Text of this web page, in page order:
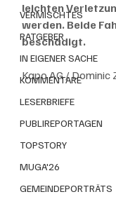
VERMISCHTES
RATGEBER
IN EIGENER SACHE
KOMMENTARE
LESERBRIEFE
PUBLIREPORTAGEN
TOPSTORY
MUGA'26
GEMEINDEPORTRÄTS
leichten
werden. Beide
beschädigt.
Kapo AG / Dominic